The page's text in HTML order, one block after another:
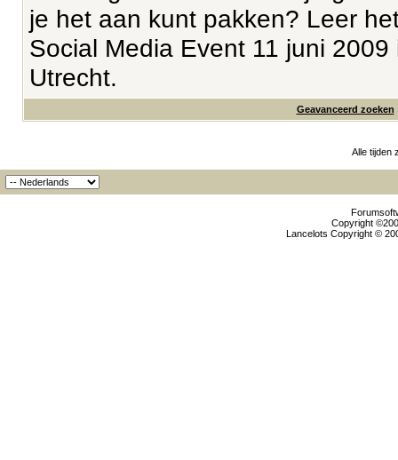
je het aan kunt pakken? Leer
Social Media Event 11 juni 2009
Utrecht.
Geavanceerd zoeken
Alle tijden
Copyright
Lancelots Copyright ©